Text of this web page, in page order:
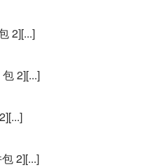
2][...]
2][...]
2][...]